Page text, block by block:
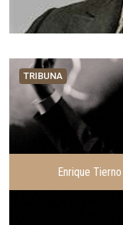
TRIBUNA
Enrique